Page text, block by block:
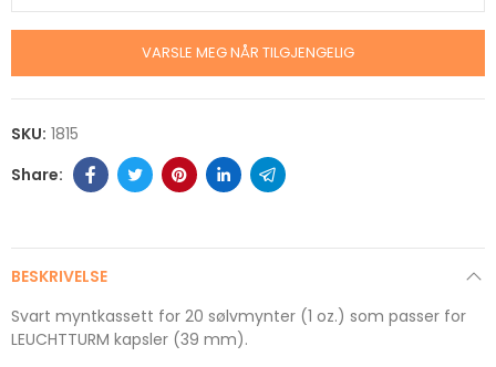
VARSLE MEG NÅR TILGJENGELIG
SKU: 1815
BESKRIVELSE
Svart myntkassett for 20 sølvmynter (1 oz.) som passer for
LEUCHTTURM kapsler (39 mm).